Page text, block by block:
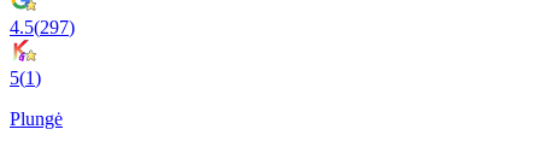
4.5(297)
5(1)
Plungė